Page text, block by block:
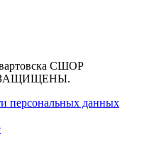
СШОР
персональных данных